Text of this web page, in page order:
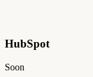
HubSpot
Soon